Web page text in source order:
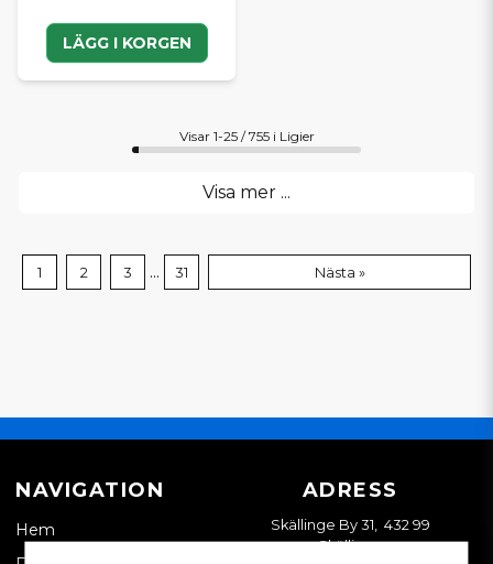
LÄGG I KORGEN
Visar 1-25 / 755 i Ligier
Visa mer ...
1 2 3 ... 31 Nästa »
NAVIGATION
Hem
ADRESS
Skällinge By 31, 432 99
Skällinge